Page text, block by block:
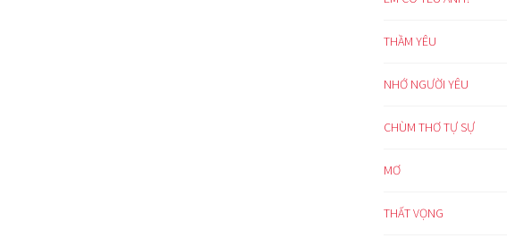
THẦM YÊU
NHỚ NGƯỜI YÊU
CHÙM THƠ TỰ SỰ
MƠ
THẤT VỌNG